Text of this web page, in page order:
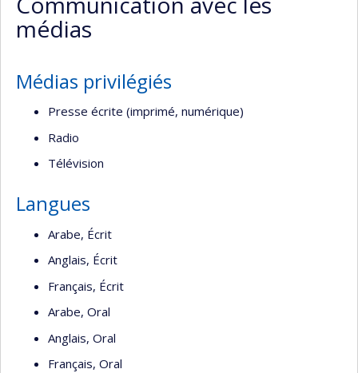
médias
Médias privilégiés
Presse écrite (imprimé, numérique)
Radio
Télévision
Langues
Arabe, Écrit
Anglais, Écrit
Français, Écrit
Arabe, Oral
Anglais, Oral
Français, Oral